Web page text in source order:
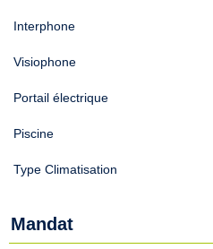
Interphone
Visiophone
Portail électrique
Piscine
Type Climatisation
Mandat